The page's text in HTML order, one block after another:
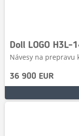
Návesy na prepravu
36 900 EUR